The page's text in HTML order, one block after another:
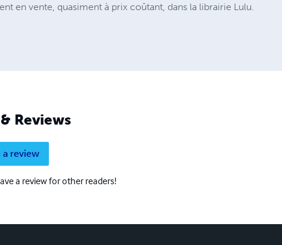
en vente, quasiment à prix coûtant, dans la librairie Lulu.
Reviews
a review
a review for other readers!